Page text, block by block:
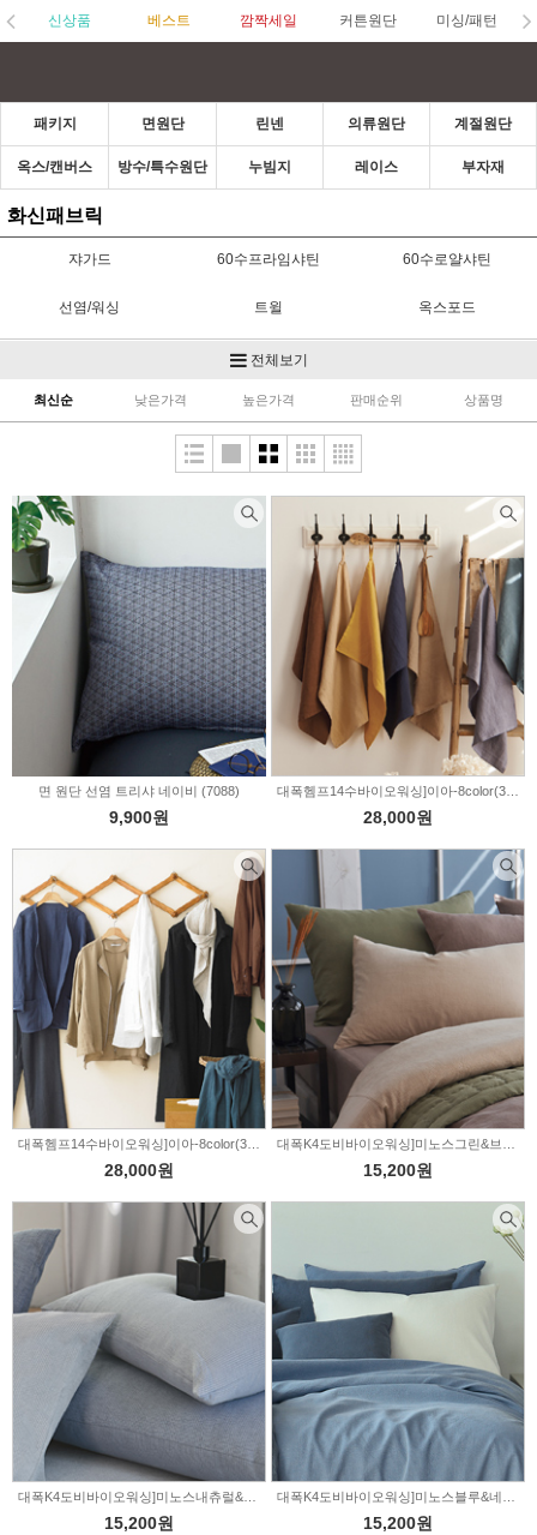
신상품 베스트 깜짝세일 커튼원단 미싱/패턴
패키지 면원단 린넨 의류원단 계절원단
옥스/캔버스 방수/특수원단 누빔지 레이스 부자재
화신패브릭
쟈가드 60수프라임샤틴 60수로얄샤틴
선염/워싱 트윌 옥스포드
린넨
면리플 모달&텐셀
전체보기
최신순 낮은가격 높은가격 판매순위 상품명
면 원단 선염 트리샤 네이비 (7088)
9,900원 28,000원
28,000원 15,200원
대폭K4도비바이오워싱]미노스내츄럴&그레이-4color(319547)
15,200원
대폭K4도비바이오워싱]미노스블루&네이비-3color(319533)
15,200원